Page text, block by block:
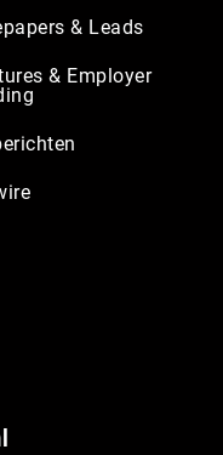
& Leads
& Employer